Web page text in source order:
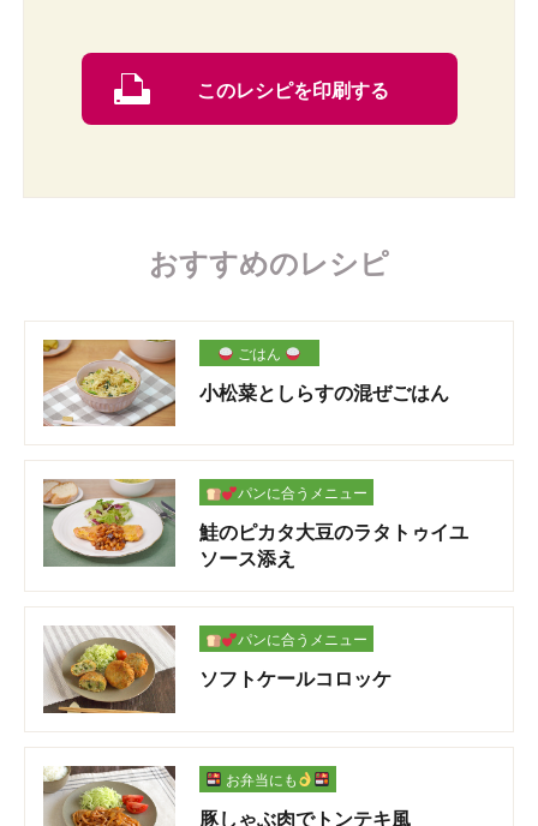
このレシピを印刷する
おすすめのレシピ
ごはん
小松菜としらすの混ぜごはん
パンに合うメニュー
鮭のピカタ大豆のラタトゥイユ
ソース添え
パンに合うメニュー
ソフトケールコロッケ
お弁当にも
豚しゃぶ肉でトンテキ風